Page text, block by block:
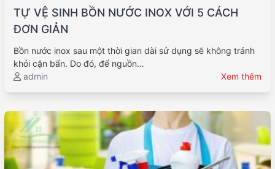
TỰ VỆ SINH BỒN NƯỚC INOX VỚI 5 CÁCH
ĐƠN GIẢN
Bồn nước inox sau một thời gian dài sử dụng sẽ không tránh
khỏi cặn bẩn. Do đó, để nguồn…
admin
Xem thêm